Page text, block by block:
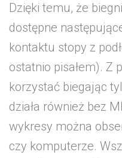
Dzięki temu, że
dostępne
kontaktu stopy z
ostatnio pisałem). Z
korzystać biegając
działa również bez
wykresy można
czy komputerze.